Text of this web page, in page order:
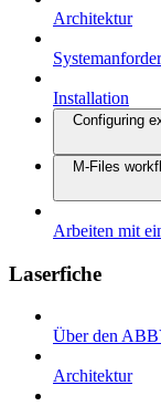
Architektur
Installation
Configuring
M-Files
Arbeiten mit
Laserfiche
Über den
Architektur